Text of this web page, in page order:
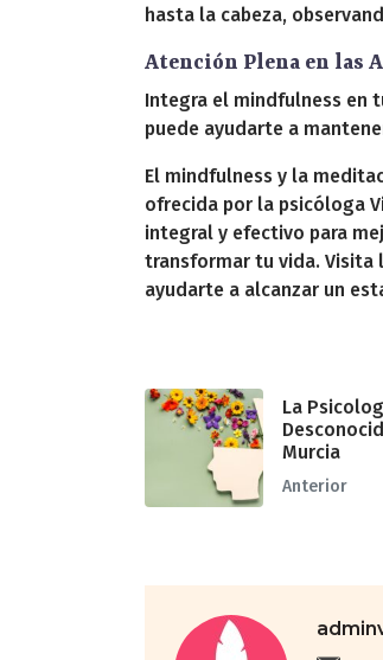
hasta la cabeza,
Atención Plena en las
Integra el mindfulness en
puede ayudarte a
El mindfulness y la
ofrecida por la psicóloga
integral y efectivo para
transformar tu vida. Visita
ayudarte a alcanzar un
La
Murcia
Anterior